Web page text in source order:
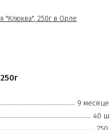
9
40